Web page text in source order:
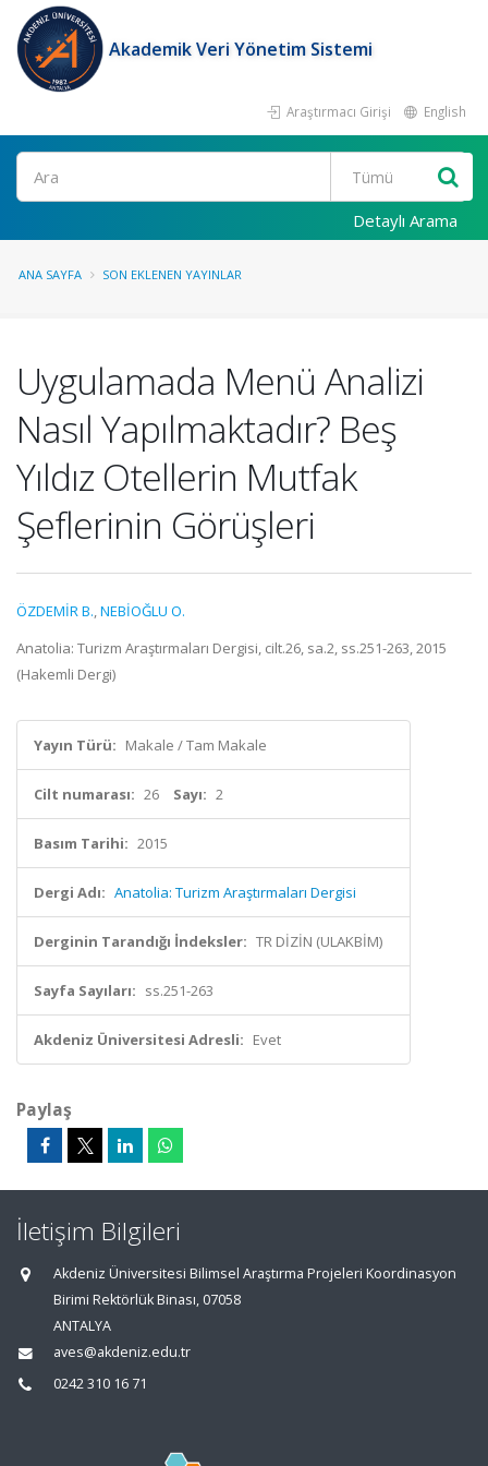
Akademik Veri Yönetim Sistemi
Araştırmacı Girişi English
Ara
Detaylı Arama
ANA SAYFA SON EKLENEN YAYINLAR
Uygulamada Menü Analizi
Nasıl Yapılmaktadır? Beş
Yıldız Otellerin Mutfak
Şeflerinin Görüşleri
ÖZDEMİR B.,NEBİOĞLU O.
Anatolia: Turizm Araştırmaları Dergisi, cilt.26, sa.2, ss.251-263, 2015
(Hakemli Dergi)
Yayın Türü: Makale / Tam Makale
Cilt numarası: 26 Sayı: 2
Basım Tarihi: 2015
Dergi Adı: Anatolia: Turizm Araştırmaları Dergisi
Derginin Tarandığı İndeksler: TR DİZİN (ULAKBİM)
Sayfa Sayıları: ss.251-263
Akdeniz Üniversitesi Adresli: Evet
Paylaş
İletişim Bilgileri
Akdeniz Üniversitesi Bilimsel Araştırma Projeleri Koordinasyon
Birimi Rektörlük Binası, 07058
ANTALYA
aves@akdeniz.edu.tr
0242 310 16 71